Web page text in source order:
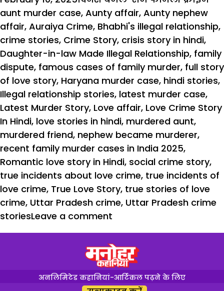
on
aunt murder case, Aunty affair, Aunty nephew
affair, Auraiya Crime, Bhabhi's illegal relationship,
crime stories, Crime Story, crisis story in hindi,
Daughter-in-law Made Illegal Relationship, family
dispute, famous cases of family murder, full story
of love story, Haryana murder case, hindi stories,
Illegal relationship stories, latest murder case,
Latest Murder Story, Love affair, Love Crime Story
In Hindi, love stories in hindi, murdered aunt,
murdered friend, nephew became murderer,
recent family murder cases in India 2025,
Romantic love story in Hindi, social crime story,
true incidents about love crime, true incidents of
love crime, True Love Story, true stories of love
crime, Uttar Pradesh crime, Uttar Pradesh crime
storiesLeave a comment
अनलिमिटेड कहानियां-आर्टिकल पढ़ने के लिए